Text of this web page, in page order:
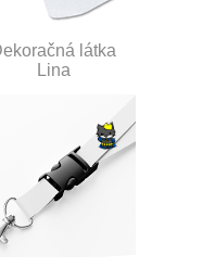
látka
Lina